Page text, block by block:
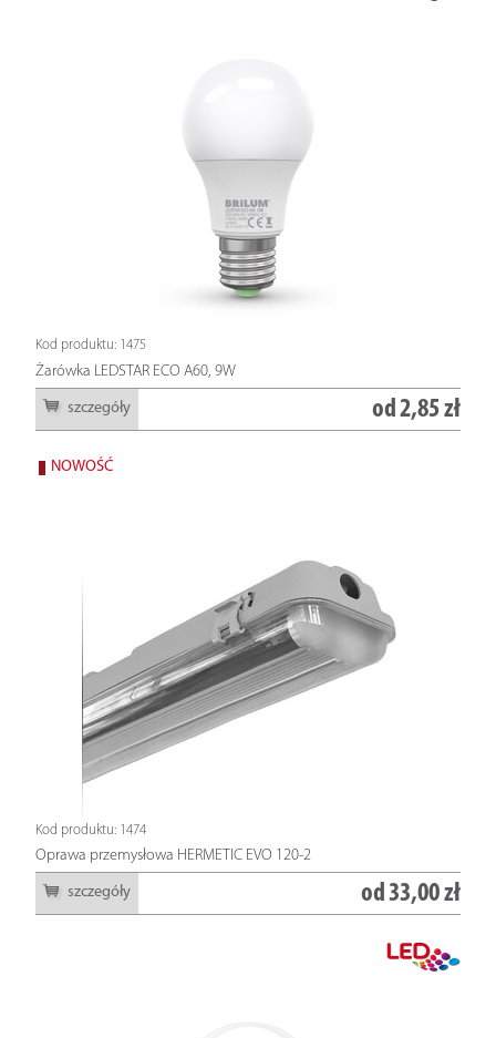
Kod produktu: 1475
Żarówka LEDSTAR ECO A60, 9W
szczegóły od 2,85 zł
NOWOŚĆ
Kod produktu: 1474
Oprawa przemysłowa HERMETIC EVO 120-2
szczegóły od33,00 zł